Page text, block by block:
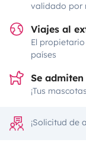
validado por
Viajes al
El
países
Se
¡Tus
¡Solicitud de